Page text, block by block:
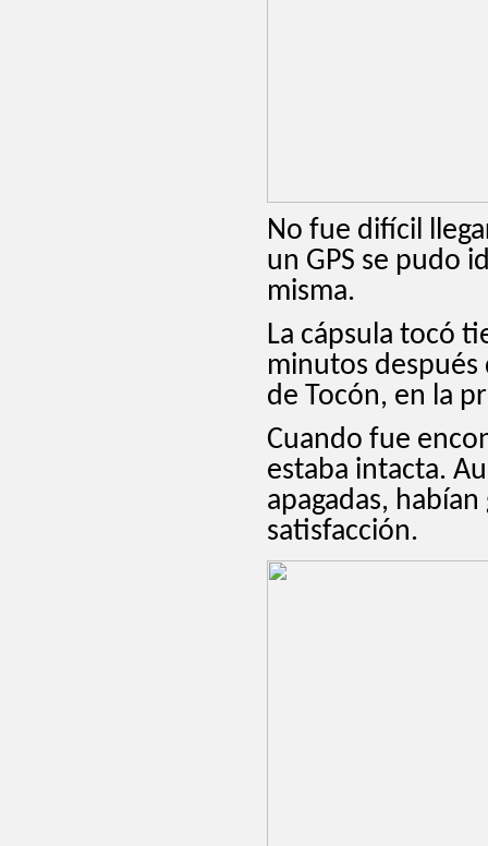
No fue difícil
un GPS se pudo
misma.
La cápsula tocó
minutos después
de Tocón, en la
Cuando fue
estaba intacta.
apagadas,
satisfacción.